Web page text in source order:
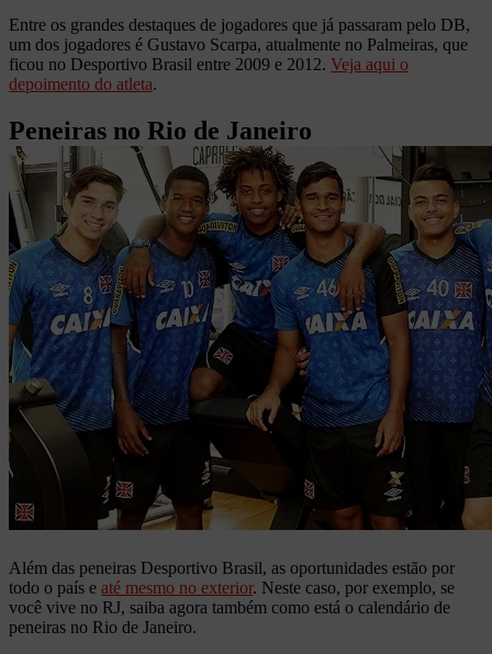
Entre os grandes destaques de jogadores que já passaram pelo DB,
um dos jogadores é Gustavo Scarpa, atualmente no Palmeiras, que
ficou no Desportivo Brasil entre 2009 e 2012. Veja aqui o
depoimento do atleta.
Peneiras no Rio de Janeiro
Além das peneiras Desportivo Brasil, as oportunidades estão por
todo o país e até mesmo no exterior. Neste caso, por exemplo, se
você vive no RJ, saiba agora também como está o calendário de
peneiras no Rio de Janeiro.